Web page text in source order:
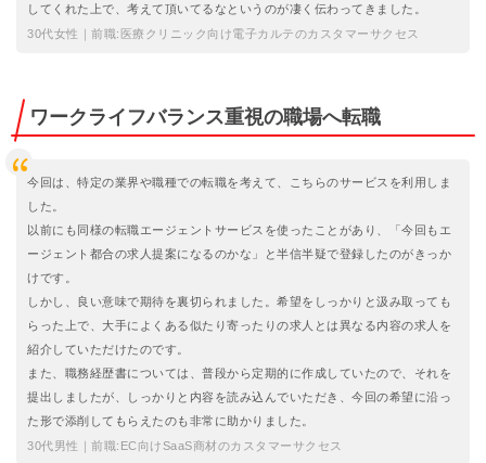
してくれた上で、考えて頂いてるなというのが凄く伝わってきました。
30代女性｜前職:医療クリニック向け電子カルテのカスタマーサクセス
ワークライフバランス重視の職場へ転職
今回は、特定の業界や職種での転職を考えて、こちらのサービスを利用しま
した。
以前にも同様の転職エージェントサービスを使ったことがあり、「今回もエ
ージェント都合の求人提案になるのかな」と半信半疑で登録したのがきっか
けです。
しかし、良い意味で期待を裏切られました。希望をしっかりと汲み取っても
らった上で、大手によくある似たり寄ったりの求人とは異なる内容の求人を
紹介していただけたのです。
また、職務経歴書については、普段から定期的に作成していたので、それを
提出しましたが、しっかりと内容を読み込んでいただき、今回の希望に沿っ
た形で添削してもらえたのも非常に助かりました。
30代男性｜前職:EC向けSaaS商材のカスタマーサクセス